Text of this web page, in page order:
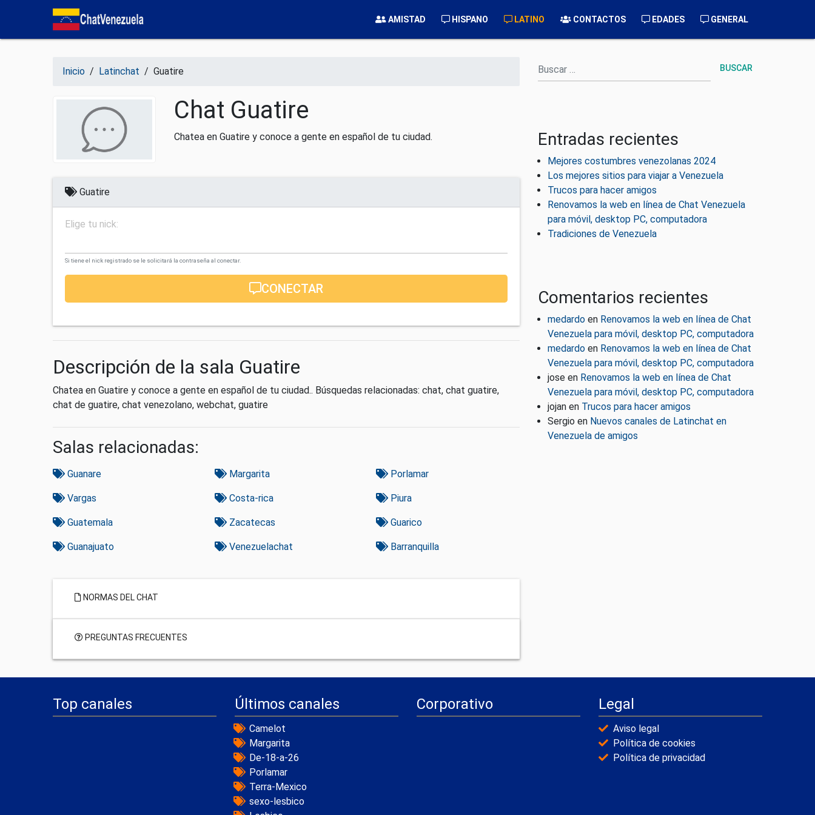
Salir del contenido
AMISTAD HISPANO LATINO CONTACTOS EDADES GENERAL
Inicio / Latinchat / Guatire
Chat Guatire
Chatea en Guatire y conoce a gente en español de tu ciudad.
Guatire
Elige tu nick:
Si tiene el nick registrado se le solicitará la contraseña al conectar.
CONECTAR
Descripción de la sala Guatire
Chatea en Guatire y conoce a gente en español de tu ciudad.. Búsquedas relacionadas: chat, chat guatire,
chat de guatire, chat venezolano, webchat, guatire
Salas relacionadas:
Guanare Margarita Porlamar
Vargas Costa-rica Piura
Guatemala Zacatecas Guarico
Guanajuato Venezuelachat Barranquilla
NORMAS DEL CHAT
PREGUNTAS FRECUENTES
Entradas recientes
Mejores costumbres venezolanas 2024
Los mejores sitios para viajar a Venezuela
Trucos para hacer amigos
Renovamos la web en línea de Chat Venezuela
para móvil, desktop PC, computadora
Tradiciones de Venezuela
Comentarios recientes
medardo en Renovamos la web en línea de Chat
Venezuela para móvil, desktop PC, computadora
medardo en Renovamos la web en línea de Chat
Venezuela para móvil, desktop PC, computadora
jose en Renovamos la web en línea de Chat
Venezuela para móvil, desktop PC, computadora
jojan en Trucos para hacer amigos
Sergio en Nuevos canales de Latinchat en
Venezuela de amigos
Top canales Últimos canales
Camelot
Margarita
De-18-a-26
Porlamar
Terra-Mexico
sexo-lesbico
Corporativo Legal
Aviso legal
Política de cookies
Política de privacidad